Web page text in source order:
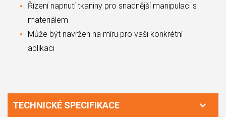
Řízení napnutí tkaniny pro snadnější manipulaci s
materiálem
Může být navržen na míru pro vaši konkrétní
aplikaci
TECHNICKÉ SPECIFIKACE